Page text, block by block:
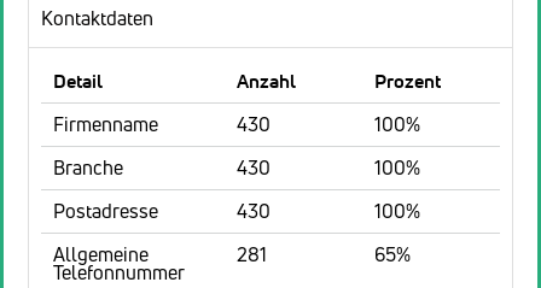
Kontaktdaten
Detail Anzahl
Prozent
Firmenname
430
100%
Branche
430
100%
Postadresse
430
100%
Allgemeine
Telefonnummer
281 65%